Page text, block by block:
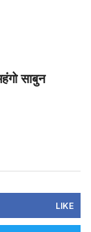
साबुन
LIKE